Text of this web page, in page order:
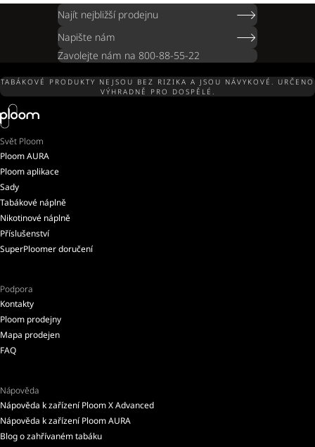
Najít nejbližší prodejnu
Napište nám
Zavolejte nám na 800-88-55-22
TABÁKOVÉ PRODUKTY NEJSOU BEZ RIZIKA A JSOU NÁVYKOVÉ. URČENO
VÝHRADNĚ PRO DOSPĚLÉ.
Svět Ploom
Ploom AURA
Ploom aplikace
Sady
Tabákové náplně
Nikotinové náplně
Příslušenství
SuperPloomer doručení
Podpora
Kontakty
Ploom prodejny
Mapa prodejen
FAQ
Nápověda
Nápověda k zařízení Ploom X Advanced
Nápověda k zařízení Ploom AURA
Blog o zahřívaném tabáku